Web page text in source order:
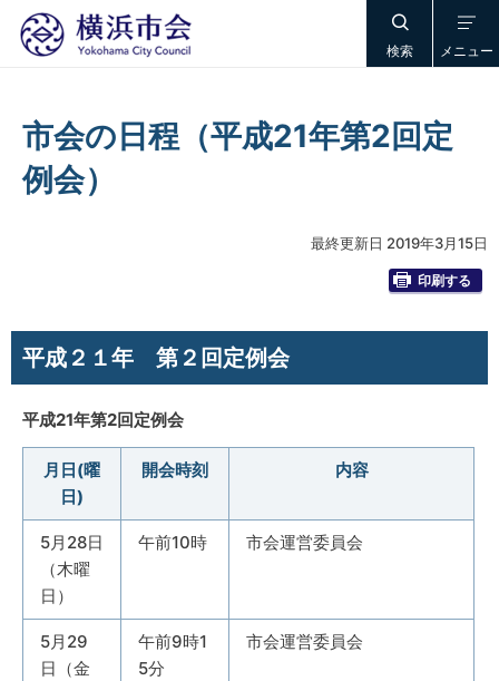
検索 メニュー
市会の日程（平成21年第2回定
例会）
最終更新日 2019年3月15日
印刷する
平成２１年 第２回定例会
平成21年第2回定例会
月日(曜
日)
開会時刻 内容
5月28日
（木曜
日）
午前10時 市会運営委員会
5月29
日（金
午前9時1
5分
市会運営委員会